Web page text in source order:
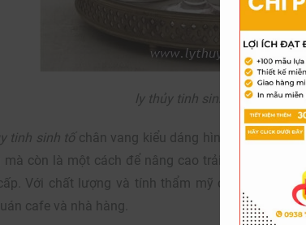
ly thủy tinh sinh tố cafe hình
tinh sinh tốchân vang kiểu dáng hình hoa tulip,
mà còn là một cách để nâng cao trải nghiệm của
Với chất lượng và tính thẩm mỹ của ly, khách
cafe và nhà hàng.